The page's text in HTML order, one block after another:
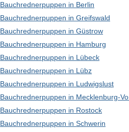
Bauchrednerpuppen in Berlin
Bauchrednerpuppen in Greifswald
Bauchrednerpuppen in Güstrow
Bauchrednerpuppen in Hamburg
Bauchrednerpuppen in Lübeck
Bauchrednerpuppen in Lübz
Bauchrednerpuppen in Ludwigslust
Bauchrednerpuppen in Mecklenburg-
Bauchrednerpuppen in Rostock
Bauchrednerpuppen in Schwerin